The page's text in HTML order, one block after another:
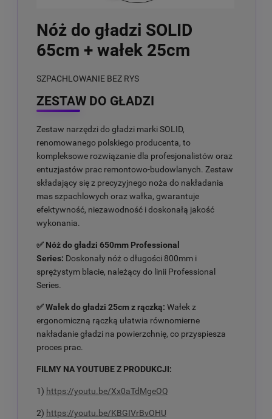
Nóż do gładzi SOLID
65cm + wałek 25cm
SZPACHLOWANIE BEZ RYS
ZESTAW DO GŁADZI
Zestaw narzędzi do gładzi marki SOLID,
renomowanego polskiego producenta, to
kompleksowe rozwiązanie dla profesjonalistów oraz
entuzjastów prac remontowo-budowlanych. Zestaw
składający się z precyzyjnego noża do nakładania
mas szpachlowych oraz wałka, gwarantuje
efektywność, niezawodność i doskonałą jakość
wykonania.
✅ Nóż do gładzi 650mm Professional
Series: Doskonały nóż o długości 800mm i
sprężystym blacie, należący do linii Professional
Series.
✅ Wałek do gładzi 25cm z rączką: Wałek z
ergonomiczną rączką ułatwia równomierne
nakładanie gładzi na powierzchnię, co przyspiesza
proces prac.
FILMY NA YOUTUBE Z PRODUKCJI:
1) https://youtu.be/Xx0aTdMgeOQ
2) https://youtu.be/KBGIVrBvOHU